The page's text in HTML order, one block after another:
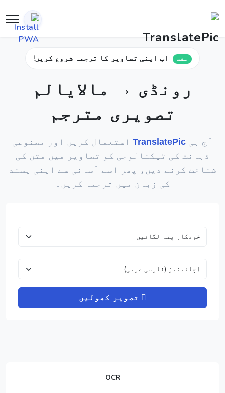
مفت اب اپنی تصاویر کا ترجمہ شروع کریں!
رونڈی → مالایالم
تصویری مترجم
آج ہی TranslatePic استعمال کریں اور مصنوعی
ذہانت کی ٹیکنالوجی کو تصاویر میں متن کی
شناخت کرنے دیں، پھر اسے آسانی سے اپنی پسند
کی زبان میں ترجمہ کریں۔
تصویر کھولیں
OCR